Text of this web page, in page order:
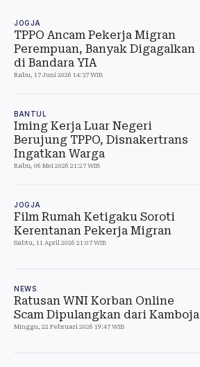
JOGJA
TPPO Ancam Pekerja Migran
Perempuan, Banyak Digagalkan
di Bandara YIA
Rabu, 17 Juni 2026 14:37 WIB
BANTUL
Iming Kerja Luar Negeri
Berujung TPPO, Disnakertrans
Ingatkan Warga
Rabu, 06 Mei 2026 21:27 WIB
JOGJA
Film Rumah Ketigaku Soroti
Kerentanan Pekerja Migran
Sabtu, 11 April 2026 21:07 WIB
NEWS
Ratusan WNI Korban Online
Scam Dipulangkan dari Kamboja
Minggu, 22 Februari 2026 19:47 WIB